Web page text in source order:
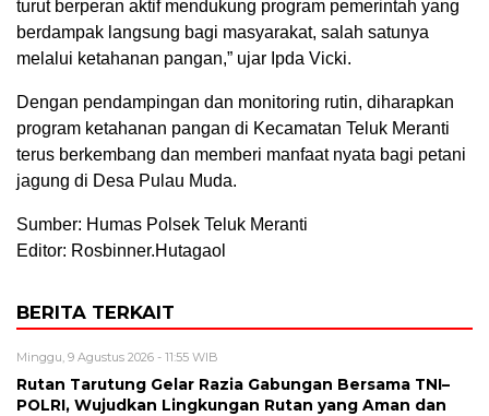
turut berperan aktif mendukung program pemerintah yang
berdampak langsung bagi masyarakat, salah satunya
melalui ketahanan pangan,” ujar Ipda Vicki.
Dengan pendampingan dan monitoring rutin, diharapkan
program ketahanan pangan di Kecamatan Teluk Meranti
terus berkembang dan memberi manfaat nyata bagi petani
jagung di Desa Pulau Muda.
Sumber: Humas Polsek Teluk Meranti
Editor: Rosbinner.Hutagaol
BERITA TERKAIT
Minggu, 9 Agustus 2026 - 11:55 WIB
Rutan Tarutung Gelar Razia Gabungan Bersama TNI–
POLRI, Wujudkan Lingkungan Rutan yang Aman dan